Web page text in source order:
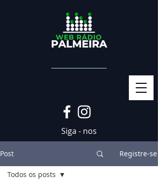
Siga - nos
Post Registre-se
Todos os posts